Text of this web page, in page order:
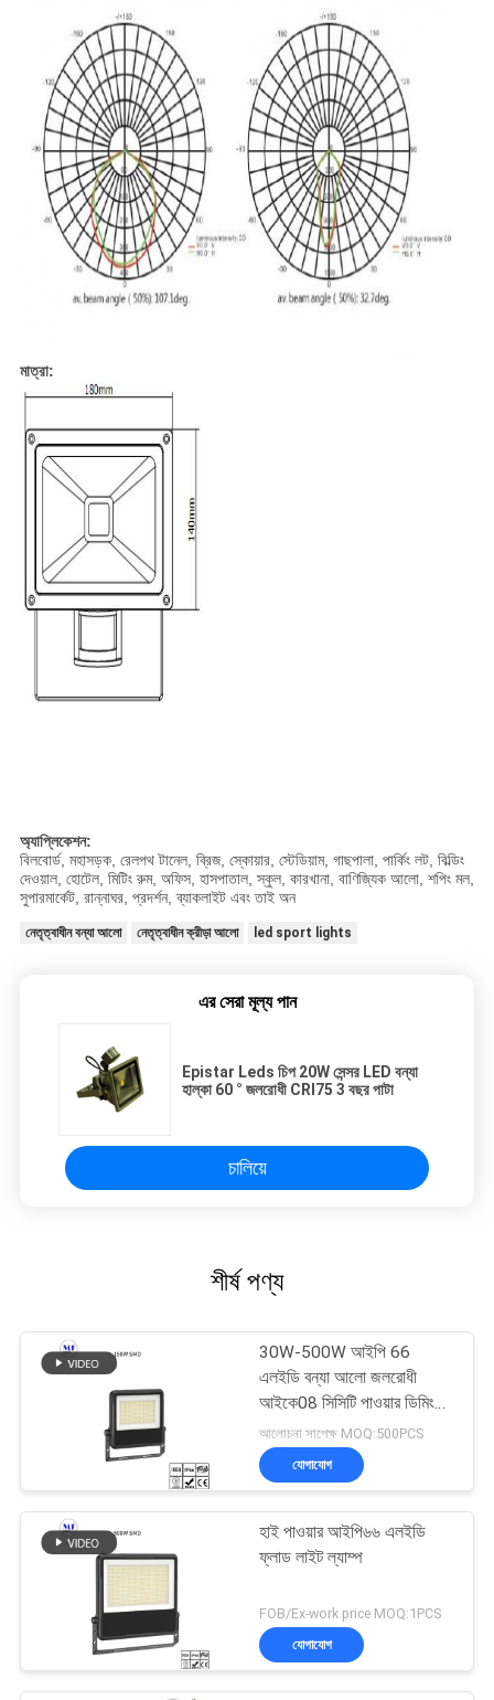
মাত্রা:
অ্যাপ্লিকেশন:
বিলবোর্ড, মহাসড়ক, রেলপথ টানেল, ব্রিজ, স্কোয়ার, স্টেডিয়াম, গাছপালা, পার্কিং লট, বিল্ডিং
দেওয়াল, হোটেল, মিটিং রুম, অফিস, হাসপাতাল, স্কুল, কারখানা, বাণিজ্যিক আলো, শপিং মল,
সুপারমার্কেট, রান্নাঘর, প্রদর্শন, ব্যাকলাইট এবং তাই অন
নেতৃত্বাধীন বন্যা আলো নেতৃত্বাধীন ক্রীড়া আলো led sport lights
এর সেরা মূল্য পান
Epistar Leds চিপ 20W সেন্সর LED বন্যা
হাল্কা 60 ° জলরোধী CRI75 3 বছর পাটা
চালিয়ে
শীর্ষ পণ্য
30W-500W আইপি 66
এলইডি বন্যা আলো জলরোধী
আইকে08 সিসিটি পাওয়ার ডিমিং
আউটডোর ইনডোর জন্য
আলোচনা সাপেক্ষ MOQ:500PCS
যোগাযোগ
হাই পাওয়ার আইপি৬৬ এলইডি
ফ্লাড লাইট ল্যাম্প
FOB/Ex-work price MOQ:1PCS
যোগাযোগ